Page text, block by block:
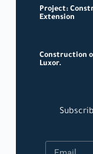
Project:
Extension
Construction
Luxor.